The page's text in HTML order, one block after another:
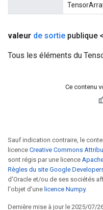
valeur de sortie publique
Tous les éléments du
Ce contenu
Sauf indication contraire, le
licence Creative Commons
sont régis par une licence
Règles du site Google
d'Oracle et/ou de ses sociétés
l'objet d'une licence Numpy.
Dernière mise à jour le 2025/07/